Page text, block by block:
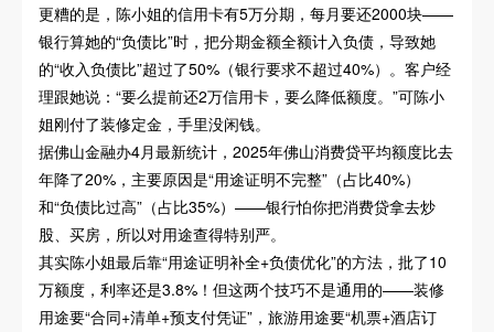
更糟的是，陈小姐的信用卡有5万分期，每月要还2000块——
银行算她的“负债比”时，把分期金额全额计入负债，导致她
的“收入负债比”超过了50%（银行要求不超过40%）。客户经
理跟她说：“要么提前还2万信用卡，要么降低额度。”可陈小
姐刚付了装修定金，手里没闲钱。
据佛山金融办4月最新统计，2025年佛山消费贷平均额度比去
年降了20%，主要原因是“用途证明不完整”（占比40%）
和“负债比过高”（占比35%）——银行怕你把消费贷拿去炒
股、买房，所以对用途查得特别严。
其实陈小姐最后靠“用途证明补全+负债优化”的方法，批了10
万额度，利率还是3.8%！但这两个技巧不是通用的——装修
用途要“合同+清单+预支付凭证”，旅游用途要“机票+酒店订